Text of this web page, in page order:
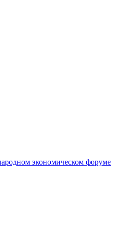
экономическом форуме